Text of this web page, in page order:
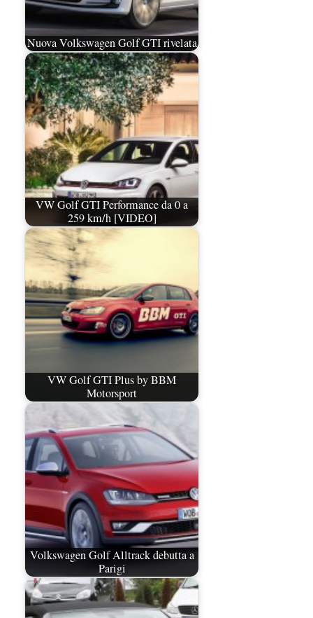
Nuova Volkswagen Golf GTI rivelata
VW Golf GTI Performance da 0 a
259 km/h [VIDEO]
VW Golf GTI Plus by BBM
Motorsport
Volkswagen Golf Alltrack debutta a
Parigi